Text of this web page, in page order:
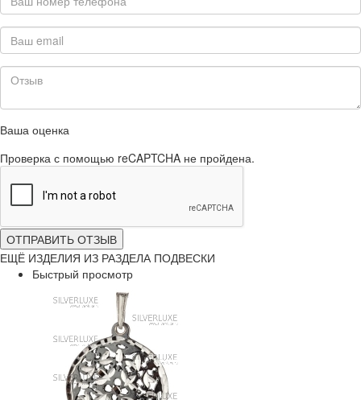
Ваша оценка
Проверка с помощью reCAPTCHA не пройдена.
ОТПРАВИТЬ ОТЗЫВ
ЕЩЁ ИЗДЕЛИЯ ИЗ РАЗДЕЛА ПОДВЕСКИ
Быстрый просмотр